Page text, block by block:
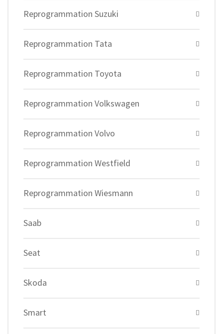
Reprogrammation Suzuki
Reprogrammation Tata
Reprogrammation Toyota
Reprogrammation Volkswagen
Reprogrammation Volvo
Reprogrammation Westfield
Reprogrammation Wiesmann
Saab
Seat
Skoda
Smart